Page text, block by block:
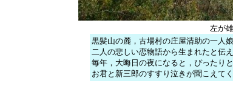
左が
黒髪山の麓，古場村の庄屋清助の一人
二人の悲しい恋物語から生まれたと伝
毎年，大晦日の夜になると，ぴったり
お君と新三郎のすすり泣きが聞こえてく